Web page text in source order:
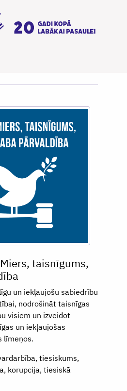
taisnīgums,
un iekļaujošu sabiedrību
nodrošināt taisnīgas
visiem un izveidot
un iekļaujošas
līmeņos.
tiesiskums,
korupcija, tiesiskā